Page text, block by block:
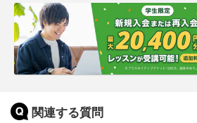
関連する質問